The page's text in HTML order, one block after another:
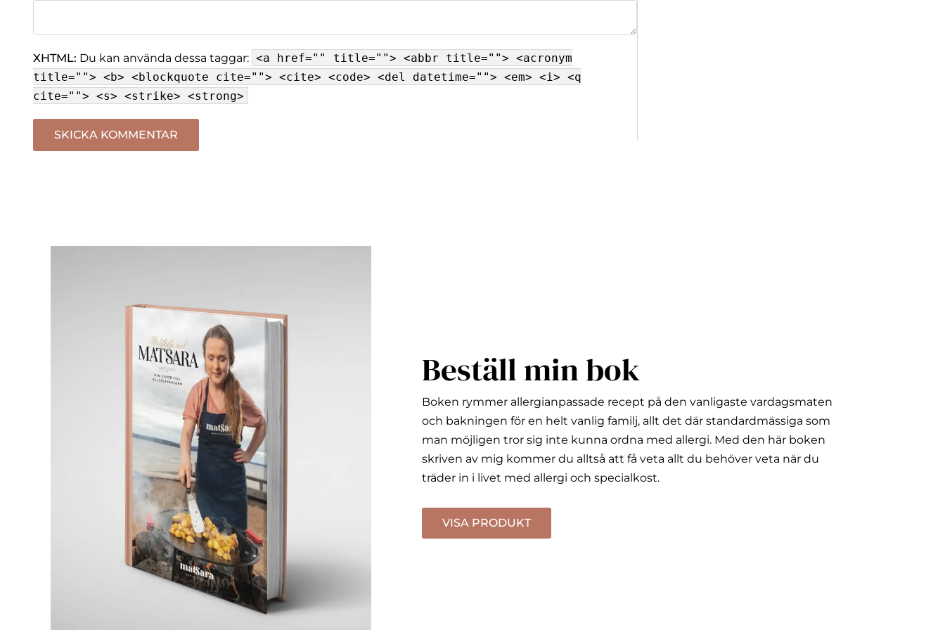
XHTML: Du kan använda dessa taggar: <a href="" title=""> <abbr title=""> <acronym
title=""> <b> <blockquote cite=""> <cite> <code> <del datetime=""> <em> <i> <q
cite=""> <s> <strike> <strong>
Beställ min bok
Boken rymmer allergianpassade recept på den vanligaste vardagsmaten
och bakningen för en helt vanlig familj, allt det där standardmässiga som
man möjligen tror sig inte kunna ordna med allergi. Med den här boken
skriven av mig kommer du alltså att få veta allt du behöver veta när du
träder in i livet med allergi och specialkost.
VISA PRODUKT